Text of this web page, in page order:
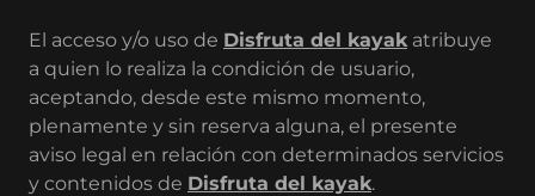
El acceso y/o uso de Disfruta del kayakatribuye
a quien lo realiza la condición de usuario,
aceptando, desde este mismo momento,
plenamente y sin reserva alguna, el presente
aviso legal en relación con determinados servicios
y contenidos de Disfruta del kayak.